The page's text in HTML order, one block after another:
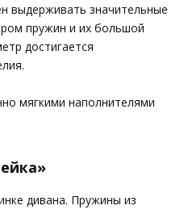
выдерживать значительные
пружин и их большой
достигается
мягкими наполнителями
дивана. Пружины из